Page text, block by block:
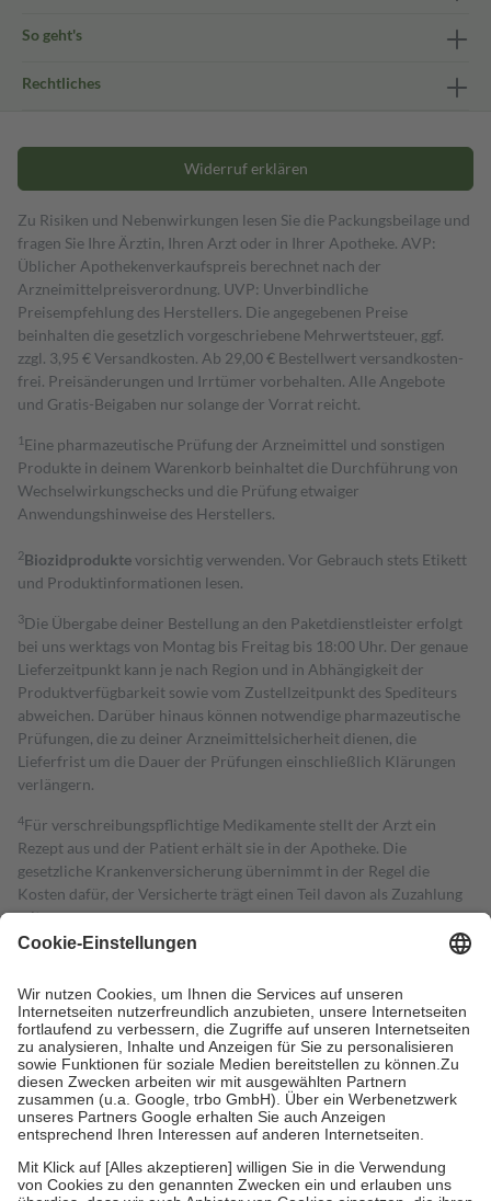
So geht's
Rechtliches
Widerruf erklären
Zu Risiken und Nebenwirkungen lesen Sie die Packungsbeilage und
fragen Sie Ihre Ärztin, Ihren Arzt oder in Ihrer Apotheke. AVP:
Üblicher Apothekenverkaufspreis berechnet nach der
Arzneimittelpreisverordnung. UVP: Unverbindliche
Preisempfehlung des Herstellers. Die angegebenen Preise
beinhalten die gesetzlich vorgeschriebene Mehrwertsteuer, ggf.
zzgl. 3,95 € Versandkosten. Ab 29,00 € Bestell­wert versand­kosten­
frei. Preisänderungen und Irrtümer vorbehalten. Alle Angebote
und Gratis-Beigaben nur solange der Vorrat reicht.
1 Eine pharmazeutische Prüfung der Arzneimittel und sonstigen
Produkte in deinem Warenkorb beinhaltet die Durchführung von
Wechselwirkungschecks und die Prüfung etwaiger
Anwendungshinweise des Herstellers.
2Biozidproduktevorsichtig verwenden. Vor Gebrauch stets Etikett
und Produktinformationen lesen.
3Die Übergabe deiner Bestellung an den Paketdienstleister erfolgt
bei uns werktags von Montag bis Freitag bis 18:00 Uhr. Der genaue
Lieferzeitpunkt kann je nach Region und in Abhängigkeit der
Produktverfügbarkeit sowie vom Zustellzeitpunkt des Spediteurs
abweichen. Darüber hinaus können notwendige pharmazeutische
Prüfungen, die zu deiner Arzneimittelsicherheit dienen, die
Lieferfrist um die Dauer der Prüfungen einschließlich Klärungen
verlängern.
4Für verschreibungspflichtige Medikamente stellt der Arzt ein
Rezept aus und der Patient erhält sie in der Apotheke. Die
gesetzliche Krankenversicherung übernimmt in der Regel die
Kosten dafür, der Versicherte trägt einen Teil davon als Zuzahlung
mit.
Grundsätzlich leisten Mitglieder Zuzahlungen in Höhe von zehn
höchstens zehn Euro.
Es sind jedoch nie mehr als die tatsächlichen
Kosten der Leistung zu entrichten.
Diese Regeln gelten grundsätzlich auch für Online-Apotheken.
Bei Heilmitteln und häuslicher Krankenpflege beträgt die
Zuzahlung zehn Prozent der Kosten sowie zehn Euro je
Verordnung.
Um das Engagement der Versicherten für ihre eigene Gesundheit zu
stärken und die besondere Stellung der Familie zu unterstützen,
fallenkeine Zuzahlungenan bei:
• Kindern und Jugendlichen bis zum vollendeten 18. Lebensjahr